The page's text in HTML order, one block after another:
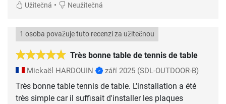
Užitečná • Neužitečná
Très bonne table de tennis de table
1 osoba považuje tuto recenzi za užitečnou
Mickaël HARDOUIN září 2025 (SDL-OUTDOOR-B)
Très bonne table tennis de table. L'installation a été
très simple car il suffisait d'installer les plaques